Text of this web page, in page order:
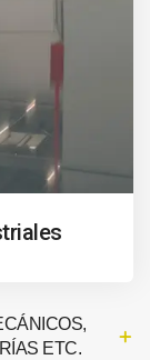
ETC.